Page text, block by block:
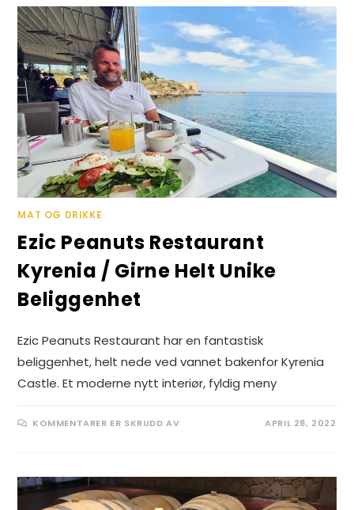
«CUBA
OF
THE
MED»
ATMOSFÆRE
MAT OG DRIKKE
Ezic Peanuts Restaurant
Kyrenia / Girne Helt Unike
Beliggenhet
Ezic Peanuts Restaurant har en fantastisk
beliggenhet, helt nede ved vannet bakenfor Kyrenia
Castle. Et moderne nytt interiør, fyldig meny
KOMMENTARER ER SKRUDD AVFOR
/
HELT
UNIKE
APRIL 28, 2022